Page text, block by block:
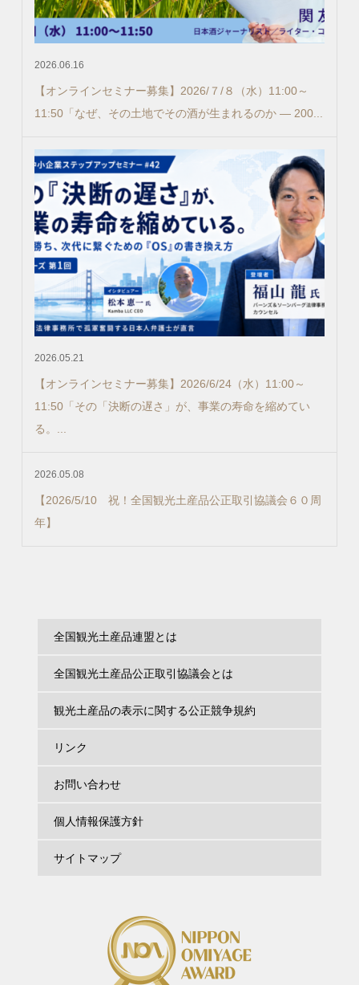
2026.06.16
【オンラインセミナー募集】2026/７/８（水）11:00～
11:50「なぜ、その土地でその酒が生まれるのか ― 200...
2026.05.21
【オンラインセミナー募集】2026/6/24（水）11:00～
11:50「その「決断の遅さ」が、事業の寿命を縮めてい
る。...
2026.05.08
【2026/5/10 祝！全国観光土産品公正取引協議会６０周
年】
全国観光土産品連盟とは
全国観光土産品公正取引協議会とは
観光土産品の表示に関する公正競争規約
リンク
お問い合わせ
個人情報保護方針
サイトマップ